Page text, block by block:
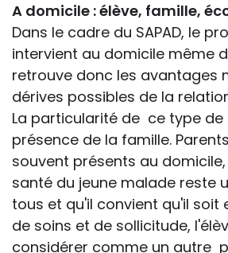
A domicile : élève, famille,
Dans le cadre du SAPAD, le
intervient au domicile même
retrouve donc les avantages
dérives possibles de la
La particularité de ce type
présence de la famille.
souvent présents au
santé du jeune malade reste
tous et qu'il convient qu'il soit
de soins et de sollicitude,
considérer comme un autre